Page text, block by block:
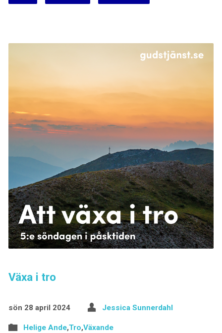
Växa i tro
sön 28 april 2024 Jessica Sunnerdahl
Helige Ande,Tro,Växande